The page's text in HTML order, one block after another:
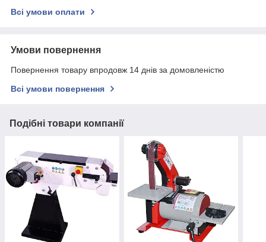
Всі умови оплати
Умови повернення
Повернення товару впродовж 14 днів за домовленістю
Всі умови повернення
Подібні товари компанії